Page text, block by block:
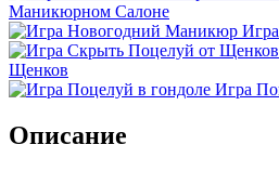
Маникюрном Салоне
Щенков
Игра
Описание